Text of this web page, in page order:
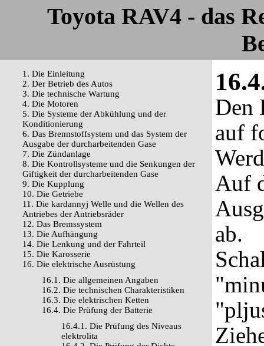
Toyota RAV4 - das
1. Die Einleitung
2. Der Betrieb des Autos
3. Die technische Wartung
4. Die Motoren
5. Die Systeme der Abkühlung und der
Konditionierung
6. Das Brennstoffsystem und das System der
Ausgabe der durcharbeitenden Gase
7. Die Zündanlage
8. Die Kontrollsysteme und die Senkungen der
Giftigkeit der durcharbeitenden Gase
9. Die Kupplung
10. Die Getriebe
11. Die kardannyj Welle und die Wellen des
Antriebes der Antriebsräder
12. Das Bremssystem
13. Die Aufhängung
14. Die Lenkung und der Fahrteil
15. Die Karosserie
16. Die elektrische Ausrüstung
16.1. Die allgemeinen Angaben
16.2. Die technischen Charakteristiken
16.3. Die elektrischen Ketten
16.4. Die Prüfung der Batterie
16.4.1. Die Prüfung des Niveaus
elektrolita
Den
auf
Auf
ab.